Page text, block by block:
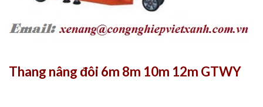
Thang nâng đôi 6m 8m 10m 12m GTWY